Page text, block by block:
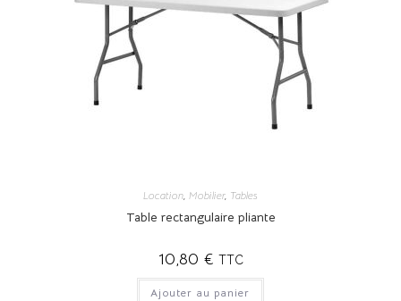
Location Mobilier, Tables
Table rectangulaire pliante
10,80 € TTC
Ajouter au panier